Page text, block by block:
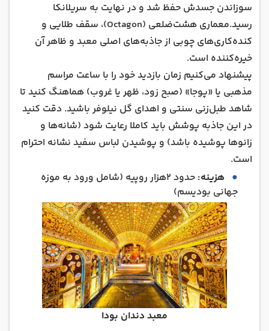
سوزاندن جسدش حفظ شد و در نهایت به سریلانکا
رسید.معماری هشت‌ضلعی (Octagon)، سقف طلایی و
کنده‌کاری‌های چوبی از جاذبه‌های اصلی معبد و ظاهر آن
خیره‌کننده است.
پیشنهاد می‌کنیم زمان بازدید خود را با ساعت مراسم
مذهبی یا «پوجا» (صبح زود، ظهر یا غروب) هماهنگ کنید تا
شاهد طبل‌زنی سنتی و اهدای گل نیلوفر باشید. دقت کنید
در این جاذبه پوشش باید کاملا رعایت شود (شانه‌ها و
زانوها پوشیده باشد) و پوشیدن لباس سفید نشانه احترام
است.
هزینه:
حدود ۲هزار روپیه (شامل ورود به موزه
جهانی بودیسم)
معبد دندان بودا